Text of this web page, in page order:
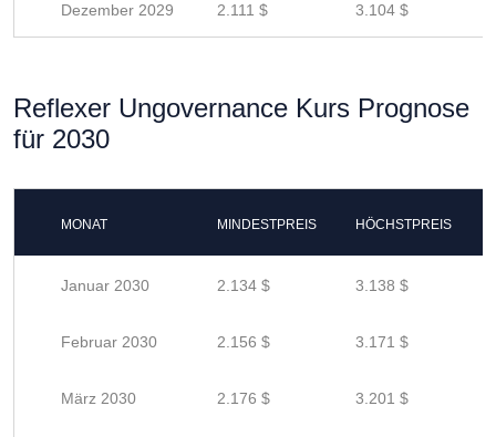
Dezember 2029 2.111 $ 3.104 $
Reflexer Ungovernance Kurs Prognose
für 2030
MONAT MINDESTPREIS HÖCHSTPREIS
Januar 2030 2.134 $ 3.138 $
Februar 2030 2.156 $ 3.171 $
März 2030 2.176 $ 3.201 $